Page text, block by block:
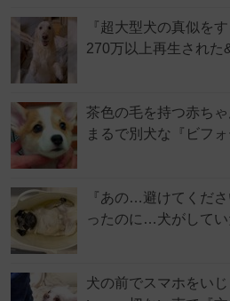
『超大型犬の真似を
270万以上再生され
茶色の毛を持つ赤ち
まるで別犬な『ビフ
『あの…避けてくだ
ったのに…犬がして
犬の前でスマホをい